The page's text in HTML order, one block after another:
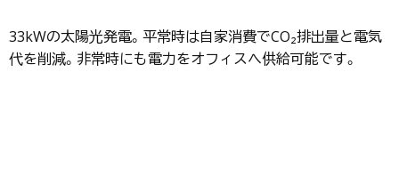
33kWの太陽光発電。平常時は自家消費でCO₂排出量と電気
代を削減。非常時にも電力をオフィスへ供給可能です。